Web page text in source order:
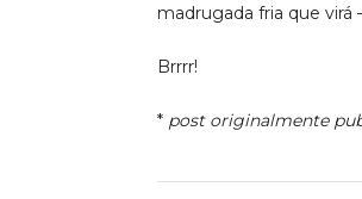
madrugada fria que virá
Brrrr!
* post originalmente